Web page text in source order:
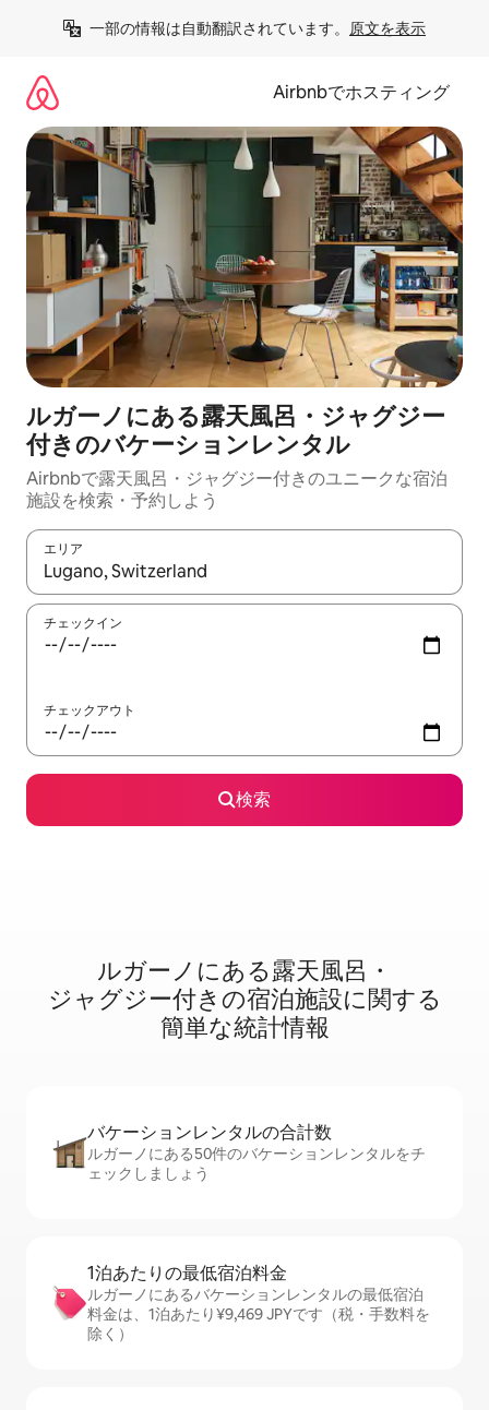
一部の情報は自動翻訳されています。 原文を表示
Airbnbでホスティング
ルガーノにある露天風呂・ジャグジー
付きのバケーションレンタル
Airbnbで露天風呂・ジャグジー付きのユニークな宿泊
施設を検索・予約しよう
エリア
検索結果が表示されたら、上下の矢印キーを使って移動するか
チェックイン
チェックアウト
検索
ルガーノに⁠あ⁠る露⁠天⁠風⁠呂・
ジ⁠ャ⁠グ⁠ジ⁠ー⁠付⁠き⁠の宿⁠泊⁠施⁠設⁠に関⁠す⁠る
簡⁠単⁠な統⁠計⁠情⁠報
バケーションレ⁠ン⁠タ⁠ル⁠の合⁠計⁠数
ルガーノにある50件のバケーションレンタルをチ
ェックしましょう
1泊あたりの最⁠低⁠宿⁠泊⁠料⁠金
ルガーノにあるバケーションレンタルの最低宿泊
料金は、1泊あたり¥9,469 JPYです（税・手数料を
除く）